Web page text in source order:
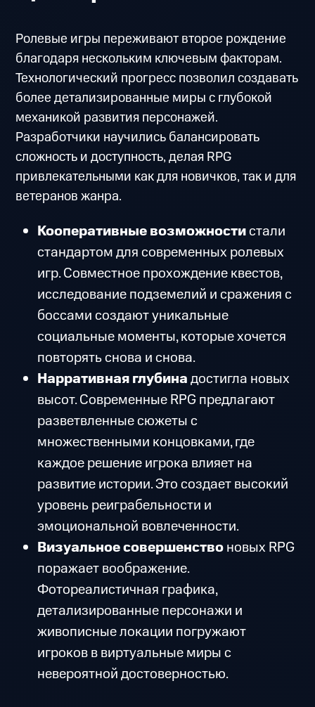
Ролевые игры переживают второе рождение
благодаря нескольким ключевым факторам.
Технологический прогресс позволил создавать
более детализированные миры с глубокой
механикой развития персонажей.
Разработчики научились балансировать
сложность и доступность, делая RPG
привлекательными как для новичков, так и для
ветеранов жанра.
Кооперативные возможностистали
стандартом для современных ролевых
игр. Совместное прохождение квестов,
исследование подземелий и сражения с
боссами создают уникальные
социальные моменты, которые хочется
повторять снова и снова.
Нарративная глубинадостигла новых
высот. Современные RPG предлагают
разветвленные сюжеты с
множественными концовками, где
каждое решение игрока влияет на
развитие истории. Это создает высокий
уровень реиграбельности и
эмоциональной вовлеченности.
Визуальное совершенствоновых RPG
поражает воображение.
Фотореалистичная графика,
детализированные персонажи и
живописные локации погружают
игроков в виртуальные миры с
невероятной достоверностью.